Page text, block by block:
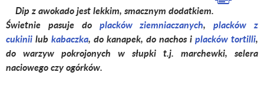
Dip z awokado jest lekkim, smacznym dodatkiem.
Świetnie pasuje do placków ziemniaczanych,placków z
cukinii lub kabaczka, do kanapek, do nachos i placków tortilli,
do warzyw pokrojonych w słupki t.j. marchewki, selera
naciowego czy ogórków.